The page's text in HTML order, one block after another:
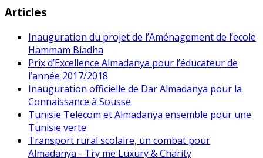
Articles
Inauguration du projet de l’Aménagement de l’ecole
Hammam Biadha
Prix d’Excellence Almadanya pour l’éducateur de
l’année 2017/2018
Inauguration officielle de Dar Almadanya pour la
Connaissance à Sousse
Tunisie Telecom et Almadanya ensemble pour une
Tunisie verte
Transport rural scolaire, un combat pour
Almadanya - Try me Luxury & Charity